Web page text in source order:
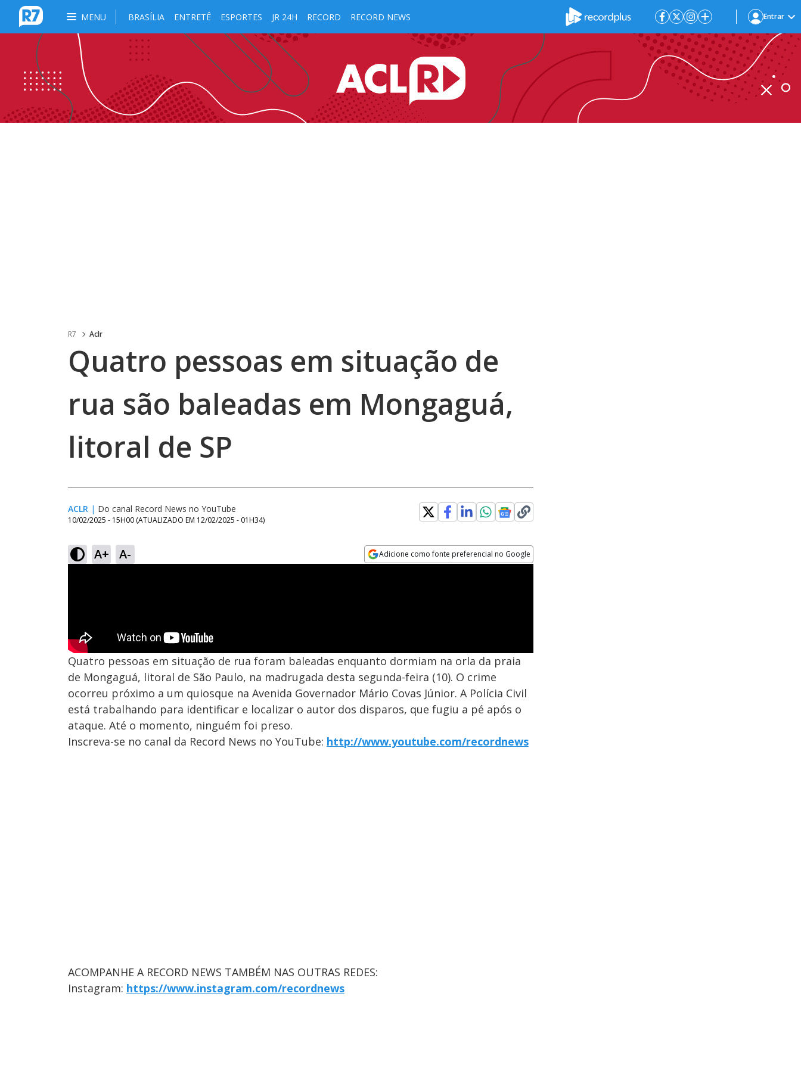
MENU BRASÍLIA ENTRETÊ ESPORTES JR 24H RECORD RECORD NEWS Entrar
R7 Aclr
Quatro pessoas em situação de
rua são baleadas em Mongaguá,
litoral de SP
ACLR | Do canal Record News no YouTube
10/02/2025 - 15H00 (ATUALIZADO EM 12/02/2025 - 01H34)
A+ A- Adicione como fonte preferencial no Google
Quatro pessoas em situação de rua foram baleadas enquanto dormiam na orla da praia
de Mongaguá, litoral de São Paulo, na madrugada desta segunda-feira (10). O crime
ocorreu próximo a um quiosque na Avenida Governador Mário Covas Júnior. A Polícia Civil
está trabalhando para identificar e localizar o autor dos disparos, que fugiu a pé após o
ataque. Até o momento, ninguém foi preso.
Inscreva-se no canal da Record News no YouTube: http://www.youtube.com/recordnews
ACOMPANHE A RECORD NEWS TAMBÉM NAS OUTRAS REDES:
Instagram: https://www.instagram.com/recordnews